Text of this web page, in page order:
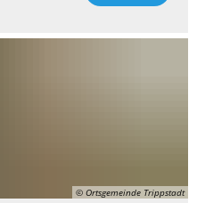
© Ortsgemeinde Trippstadt